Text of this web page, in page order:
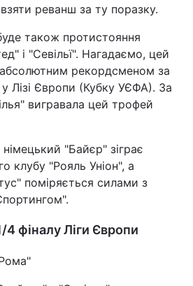
реванш за ту поразку.
також протистояння
і "Севільї". Нагадаємо, цей
абсолютним рекордсменом за
у Лізі Європи (Кубку УЄФА). За
вигравала цей трофей
"Байєр" зіграє
клубу "Рояль Уніон", а
поміряється силами з
4 фіналу Ліги Європи